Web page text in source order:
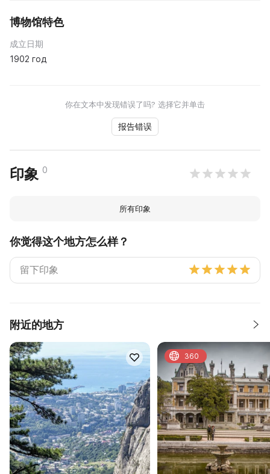
博物馆特色
成立日期
1902 год
你在文本中发现错误了吗? 选择它并单击
报告错误
印象 0
所有印象
你觉得这个地方怎么样？
附近的地方
360